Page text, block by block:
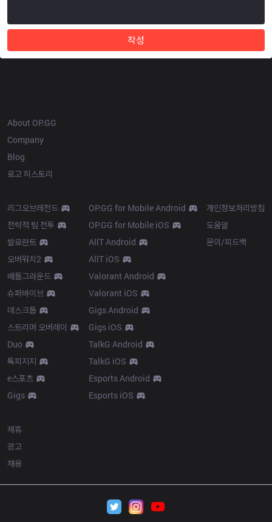
작성
About OP.GG
Company
Blog
로고 히스토리
리그오브레전드
전략적 팀 전투
발로란트
오버워치2
배틀그라운드
슈퍼바이브
데스크톱
스트리머 오버레이
Duo
톡피지지
e스포츠
Gigs
OP.GG for Mobile Android
OP.GG for Mobile iOS
AllT Android
AllT iOS
Valorant Android
Valorant iOS
Gigs Android
Gigs iOS
TalkG Android
TalkG iOS
Esports Android
Esports iOS
개인정보처리방침
도움말
문의/피드백
제휴
광고
채용